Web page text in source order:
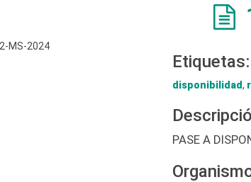
Etiquetas:
disponibilidad,
PASE A